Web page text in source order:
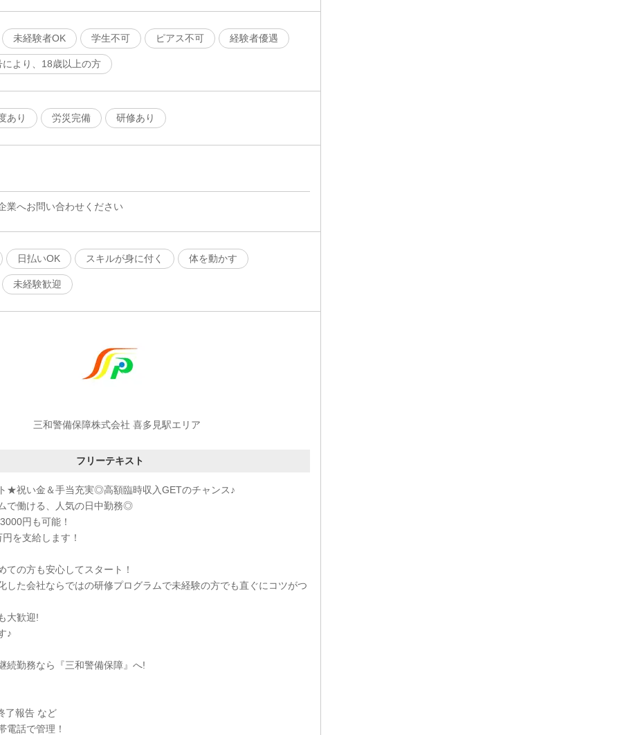
未経験者OK 学生不可 ピアス不可 経験者優遇
より、18歳以上の方
あり 労災完備 研修あり
業へお問い合わせください
日払いOK スキルが身に付く 体を動かす
未経験歓迎
三和警備保障株式会社 喜多見駅エリア
フリーテキスト
★祝い金＆手当充実◎高額臨時収入GETのチャンス♪
で働ける、人気の日中勤務◎
円も可能！
を支給します！
ての方も安心してスタート！
した会社ならではの研修プログラムで未経験の方でも直ぐにコツがつ
大歓迎!
♪
続勤務なら『三和警備保障』へ!
了報告 など
電話で管理！